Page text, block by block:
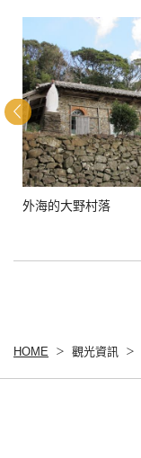
外海的大野村落
HOME 觀光資訊